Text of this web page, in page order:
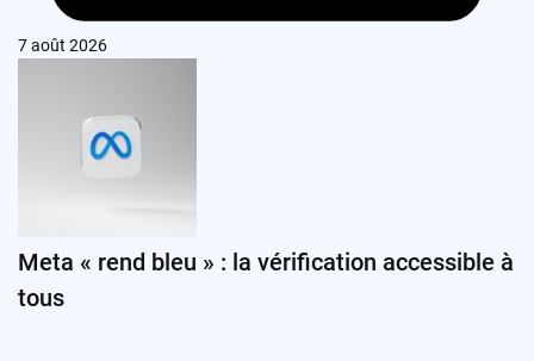
7 août 2026
Meta « rend bleu » : la vérification accessible à
tous